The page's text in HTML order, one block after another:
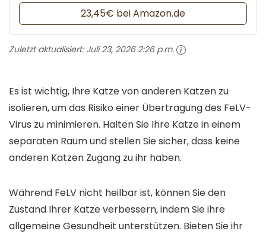
23,45€ bei Amazon.de
Zuletzt aktualisiert: Juli 23, 2026 2:26 p.m.
Es ist wichtig, Ihre Katze von anderen Katzen zu
isolieren, um das Risiko einer Übertragung des FeLV-
Virus zu minimieren. Halten Sie Ihre Katze in einem
separaten Raum und stellen Sie sicher, dass keine
anderen Katzen Zugang zu ihr haben.
Während FeLV nicht heilbar ist, können Sie den
Zustand Ihrer Katze verbessern, indem Sie ihre
allgemeine Gesundheit unterstützen. Bieten Sie ihr